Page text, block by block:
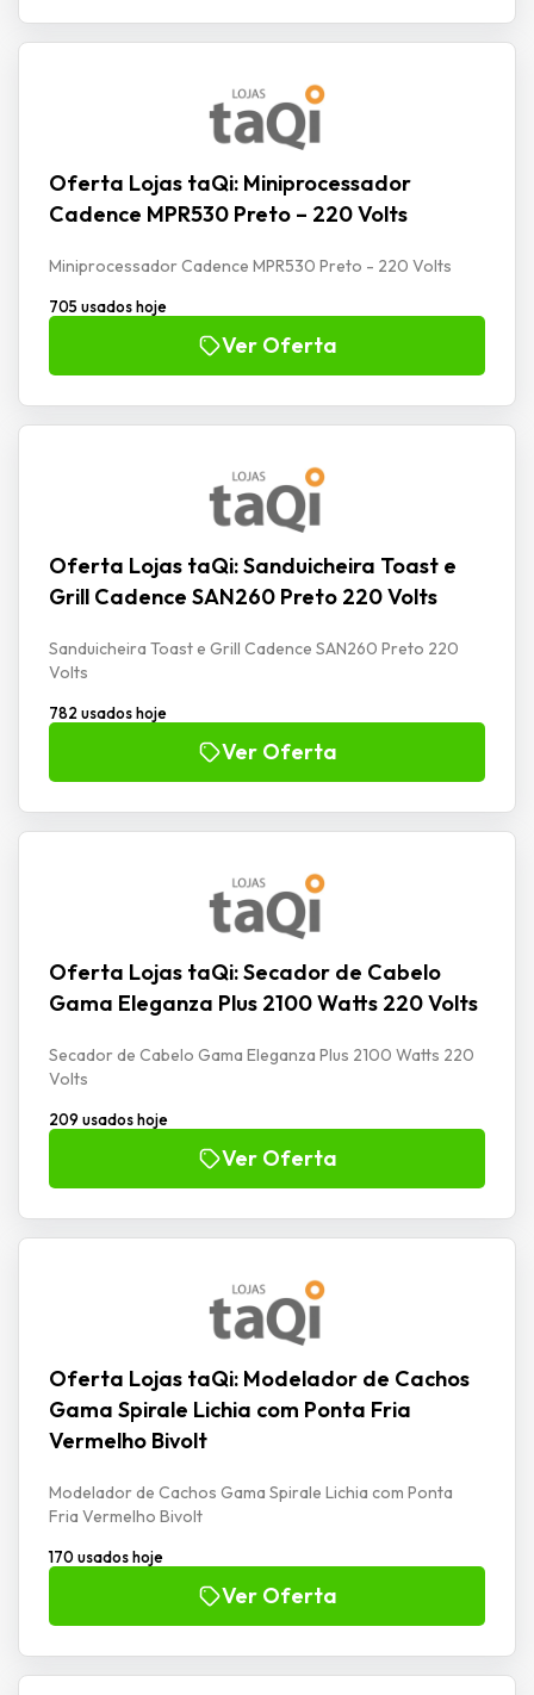
Oferta Lojas taQi: Miniprocessador
Cadence MPR530 Preto – 220 Volts
Miniprocessador Cadence MPR530 Preto - 220 Volts
705 usados hoje
Ver Oferta
Oferta Lojas taQi: Sanduicheira Toast e
Grill Cadence SAN260 Preto 220 Volts
Sanduicheira Toast e Grill Cadence SAN260 Preto 220
Volts
782 usados hoje
Ver Oferta
Oferta Lojas taQi: Secador de Cabelo
Gama Eleganza Plus 2100 Watts 220 Volts
Secador de Cabelo Gama Eleganza Plus 2100 Watts 220
Volts
209 usados hoje
Ver Oferta
Oferta Lojas taQi: Modelador de Cachos
Gama Spirale Lichia com Ponta Fria
Vermelho Bivolt
Modelador de Cachos Gama Spirale Lichia com Ponta
Fria Vermelho Bivolt
170 usados hoje
Ver Oferta